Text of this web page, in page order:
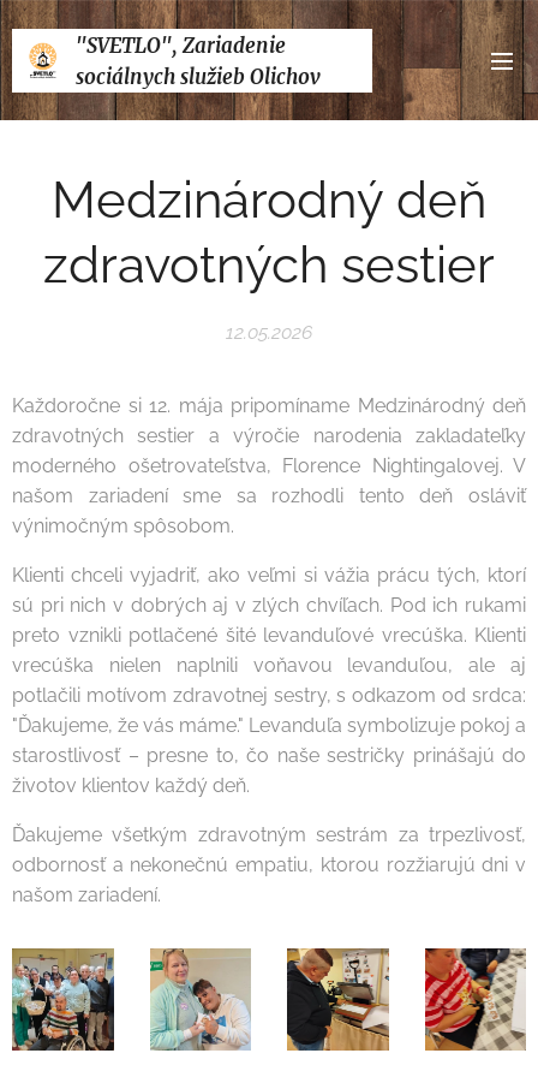
"SVETLO", Zariadenie
sociálnych služieb Olichov
Medzinárodný deň
zdravotných sestier
12.05.2026
Každoročne si 12. mája pripomíname Medzinárodný deň
zdravotných sestier a výročie narodenia zakladateľky
moderného ošetrovateľstva, Florence Nightingalovej. V
našom zariadení sme sa rozhodli tento deň osláviť
výnimočným spôsobom.
Klienti chceli vyjadriť, ako veľmi si vážia prácu tých, ktorí
sú pri nich v dobrých aj v zlých chvíľach. Pod ich rukami
preto vznikli potlačené šité levanduľové vrecúška. Klienti
vrecúška nielen naplnili voňavou levanduľou, ale aj
potlačili motívom zdravotnej sestry, s odkazom od srdca:
"Ďakujeme, že vás máme." Levanduľa symbolizuje pokoj a
starostlivosť – presne to, čo naše sestričky prinášajú do
životov klientov každý deň.
Ďakujeme všetkým zdravotným sestrám za trpezlivosť,
odbornosť a nekonečnú empatiu, ktorou rozžiarujú dni v
našom zariadení.